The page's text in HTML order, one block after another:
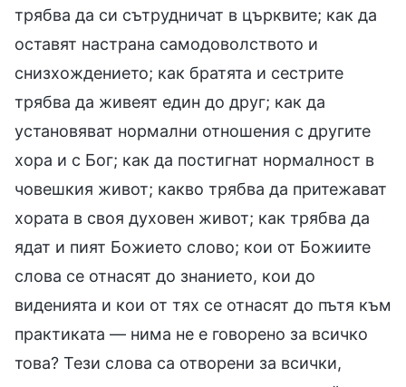
трябва да си сътрудничат в църквите; как да
оставят настрана самодоволството и
снизхождението; как братята и сестрите
трябва да живеят един до друг; как да
установяват нормални отношения с другите
хора и с Бог; как да постигнат нормалност в
човешкия живот; какво трябва да притежават
хората в своя духовен живот; как трябва да
ядат и пият Божието слово; кои от Божиите
слова се отнасят до знанието, кои до
виденията и кои от тях се отнасят до пътя към
практиката — нима не е говорено за всичко
това? Тези слова са отворени за всички,